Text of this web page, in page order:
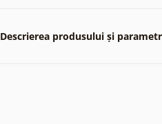
Descrierea produsului și